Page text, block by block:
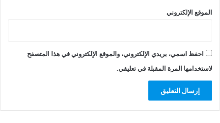
الموقع الإلكتروني
احفظ اسمي، بريدي الإلكتروني، والموقع الإلكتروني في هذا المتصفح
لاستخدامها المرة المقبلة في تعليقي.